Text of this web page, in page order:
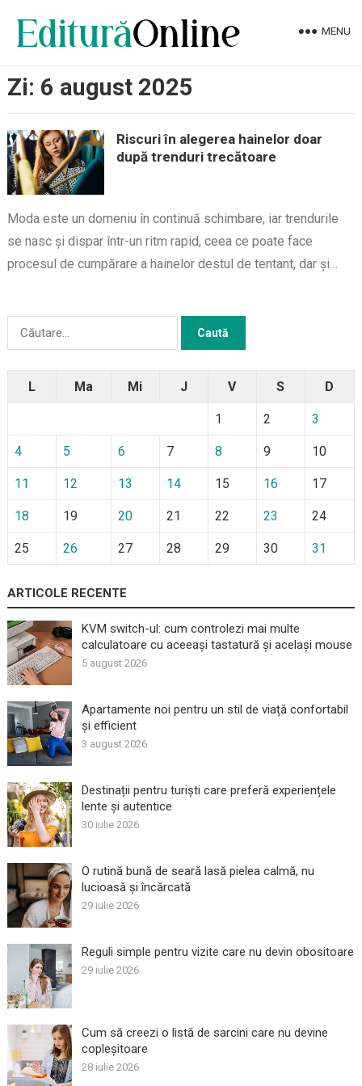
MENU
Zi: 6 august 2025
Riscuri în alegerea hainelor doar
după trenduri trecătoare
Moda este un domeniu în continuă schimbare, iar trendurile
se nasc și dispar într-un ritm rapid, ceea ce poate face
procesul de cumpărare a hainelor destul de tentant, dar și…
Caută
L Ma Mi J V S D
1 2 3
4 5 6 7 8 9 10
11 12 13 14 15 16 17
18 19 20 21 22 23 24
25 26 27 28 29 30 31
ARTICOLE RECENTE
KVM switch-ul: cum controlezi mai multe
calculatoare cu aceeași tastatură și același mouse
5 august 2026
Apartamente noi pentru un stil de viață confortabil
și efficient
3 august 2026
Destinații pentru turiști care preferă experiențele
lente și autentice
30 iulie 2026
O rutină bună de seară lasă pielea calmă, nu
lucioasă și încărcată
29 iulie 2026
Reguli simple pentru vizite care nu devin obositoare
29 iulie 2026
Cum să creezi o listă de sarcini care nu devine
copleșitoare
28 iulie 2026